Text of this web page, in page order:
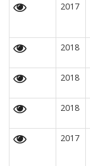
2017
2018
2018
2018
2017